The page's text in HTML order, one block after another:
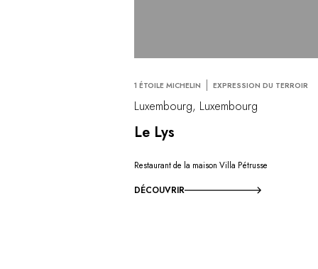
1 ÉTOILE MICHELIN EXPRESSION DU TERROIR
Luxembourg, Luxembourg
Le Lys
Restaurant de la maison Villa Pétrusse
DÉCOUVRIR